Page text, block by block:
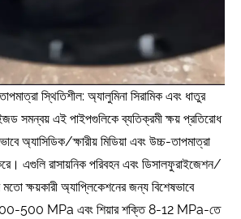
স্থিতিশীল: অ্যালুমিনা সিরামিক এবং ধাতুর
সমন্বয় এই পাইপগুলিকে ব্যতিক্রমী ক্ষয় প্রতিরোধ
অ্যাসিডিক/ক্ষারীয় মিডিয়া এবং উচ্চ-তাপমাত্রা
এগুলি রাসায়নিক পরিবহন এবং ডিসালফুরাইজেশন/
মতো ক্ষয়কারী অ্যাপ্লিকেশনের জন্য বিশেষভাবে
500 MPa এবং শিয়ার শক্তি 8-12 MPa-তে